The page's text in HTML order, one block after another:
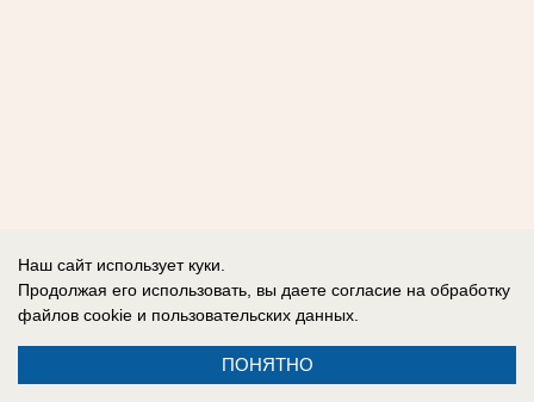
Наш сайт использует куки.
Продолжая его использовать, вы даете согласие на обработку
файлов cookie и пользовательских данных.
ПОНЯТНО